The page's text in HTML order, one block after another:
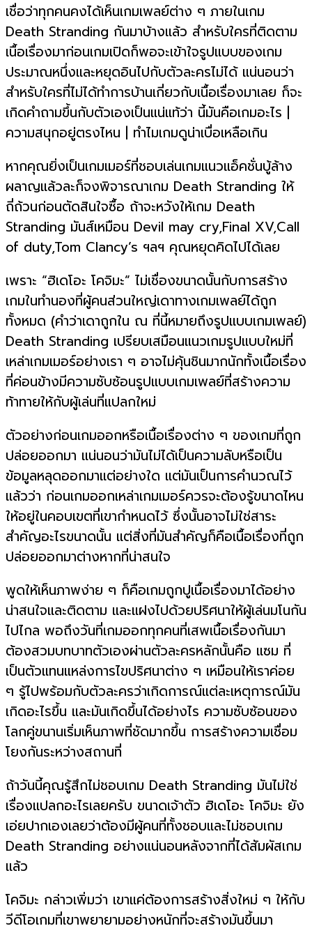
เชื่อว่าทุกคนคงได้เห็นเกมเพลย์ต่าง ๆ ภายในเกม
Death Stranding กันมาบ้างแล้ว สำหรับใครที่ติดตาม
เนื้อเรื่องมาก่อนเกมเปิดก็พอจะเข้าใจรูปแบบของเกม
ประมาณหนึ่งและหยุดอินไปกับตัวละครไม่ได้ แน่นอนว่า
สำหรับใครที่ไม่ได้ทำการบ้านเกี่ยวกับเนื้อเรื่องมาเลย ก็จะ
เกิดคำถามขึ้นกับตัวเองเป็นแน่แท้ว่า นี้มันคือเกมอะไร |
ความสนุกอยู่ตรงไหน | ทำไมเกมดูน่าเบื่อเหลือเกิน
หากคุณยิ่งเป็นเกมเมอร์ที่ชอบเล่นเกมแนวแอ็คชั่นบู้ล้าง
ผลาญแล้วละก็จงพิจารณาเกม Death Stranding ให้
ถี่ถ้วนก่อนตัดสินใจซื้อ ถ้าจะหวังให้เกม Death
Stranding มันส์เหมือน Devil may cry,Final XV,Call
of duty,Tom Clancy’s ฯลฯ คุณหยุดคิดไปได้เลย
เพราะ “ฮิเดโอะ โคจิมะ” ไม่เชื่องขนาดนั้นกับการสร้าง
เกมในทำนองที่ผู้คนส่วนใหญ่เดาทางเกมเพลย์ได้ถูก
ทั้งหมด (คำว่าเดาถูกใน ณ ที่นี้หมายถึงรูปแบบเกมเพลย์)
Death Stranding เปรียบเสมือนแนวเกมรูปแบบใหม่ที่
เหล่าเกมเมอร์อย่างเรา ๆ อาจไม่คุ้นชินมากนักทั้งเนื้อเรื่อง
ที่ค่อนข้างมีความซับซ้อนรูปแบบเกมเพลย์ที่สร้างความ
ท้าทายให้กับผู้เล่นที่แปลกใหม่
ตัวอย่างก่อนเกมออกหรือเนื้อเรื่องต่าง ๆ ของเกมที่ถูก
ปล่อยออกมา แน่นอนว่ามันไม่ได้เป็นความลับหรือเป็น
ข้อมูลหลุดออกมาแต่อย่างใด แต่มันเป็นการคำนวณไว้
แล้วว่า ก่อนเกมออกเหล่าเกมเมอร์ควรจะต้องรู้ขนาดไหน
ให้อยู่ในคอบเขตที่เขากำหนดไว้ ซึ่งนั้นอาจไม่ใช่สาระ
สำคัญอะไรขนาดนั้น แต่สิ่งที่มันสำคัญก็คือเนื้อเรื่องที่ถูก
ปล่อยออกมาต่างหากที่น่าสนใจ
พูดให้เห็นภาพง่าย ๆ ก็คือเกมถูกปูเนื้อเรื่องมาได้อย่าง
น่าสนใจและติดตาม และแฝงไปด้วยปริศนาให้ผู้เล่นมโนกัน
ไปไกล พอถึงวันที่เกมออกทุกคนที่เสพเนื้อเรื่องกันมา
ต้องสวมบทบาทตัวเองผ่านตัวละครหลักนั้นคือ แซม ที่
เป็นตัวแทนแหล่งการไขปริศนาต่าง ๆ เหมือนให้เราค่อย
ๆ รู้ไปพร้อมกับตัวละครว่าเกิดการณ์แต่ละเหตุการณ์มัน
เกิดอะไรขึ้น และมันเกิดขึ้นได้อย่างไร ความซับซ้อนของ
โลกคู่ขนานเริ่มเห็นภาพที่ชัดมากขึ้น การสร้างความเชื่อม
โยงกันระหว่างสถานที่
ถ้าวันนี้คุณรู้สึกไม่ชอบเกม Death Stranding มันไม่ใช่
เรื่องแปลกอะไรเลยครับ ขนาดเจ้าตัว ฮิเดโอะ โคจิมะ ยัง
เอ่ยปากเองเลยว่าต้องมีผู้คนที่ทั้งชอบและไม่ชอบเกม
Death Stranding อย่างแน่นอนหลังจากที่ได้สัมผัสเกม
แล้ว
โคจิมะ กล่าวเพิ่มว่า เขาแค่ต้องการสร้างสิ่งใหม่ ๆ ให้กับ
วีดีโอเกมที่เขาพยายามอย่างหนักที่จะสร้างมันขึ้นมา